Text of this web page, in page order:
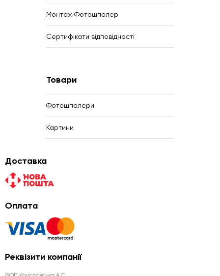
Монтаж Фотошпалер
Сертифікати відповідності
Товари
Фотошпалери
Картини
Доставка
Оплата
Реквізити компанії